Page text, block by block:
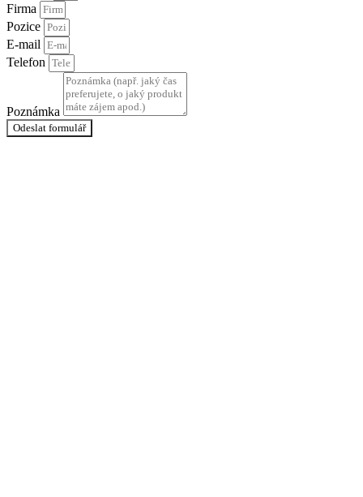
Firma
Pozice
E-mail
Telefon
Poznámka
Odeslat formulář